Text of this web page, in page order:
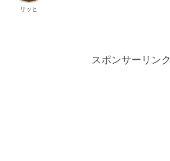
リッヒ
スポンサーリンク